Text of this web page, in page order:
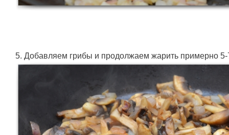
5. Добавляем грибы и продолжаем жарить примерно 5-